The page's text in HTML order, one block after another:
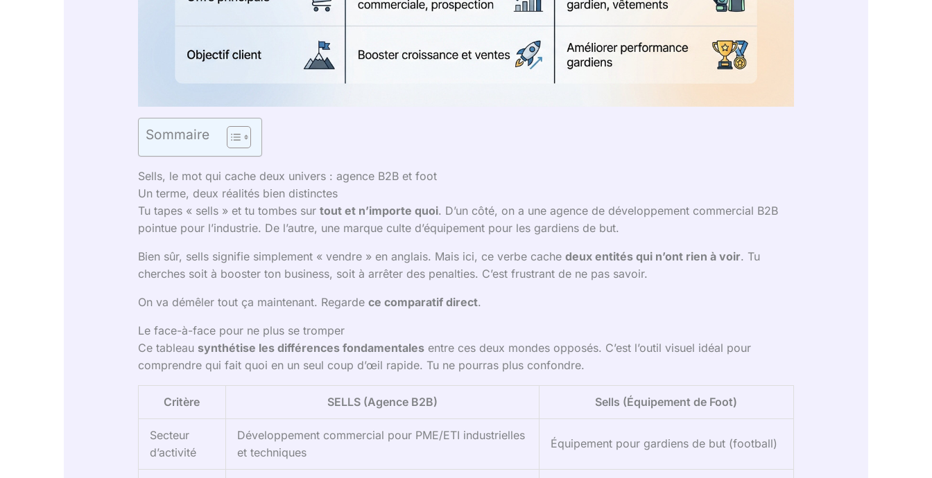
Sommaire
Sells, le mot qui cache deux univers : agence B2B et foot
Un terme, deux réalités bien distinctes
Tu tapes « sells » et tu tombes sur tout et n’importe quoi. D’un côté, on a une agence de développement commercial B2B
pointue pour l’industrie. De l’autre, une marque culte d’équipement pour les gardiens de but.
Bien sûr, sells signifie simplement « vendre » en anglais. Mais ici, ce verbe cache deux entités qui n’ont rien à voir. Tu
cherches soit à booster ton business, soit à arrêter des penalties. C’est frustrant de ne pas savoir.
On va démêler tout ça maintenant. Regarde ce comparatif direct.
Le face-à-face pour ne plus se tromper
Ce tableau synthétise les différences fondamentalesentre ces deux mondes opposés. C’est l’outil visuel idéal pour
comprendre qui fait quoi en un seul coup d’œil rapide. Tu ne pourras plus confondre.
Critère SELLS (Agence B2B) Sells (Équipement de Foot)
Secteur
d’activité
Développement commercial pour PME/ETI industrielles
et techniques
Équipement pour gardiens de but (football)